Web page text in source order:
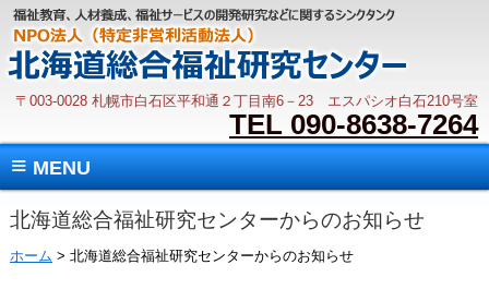
〒003-0028 札幌市白石区平和通２丁目南6－23 エスパシオ白石210号室
TEL 090-8638-7264
≡MENU
北海道総合福祉研究センターからのお知らせ
ホーム > 北海道総合福祉研究センターからのお知らせ